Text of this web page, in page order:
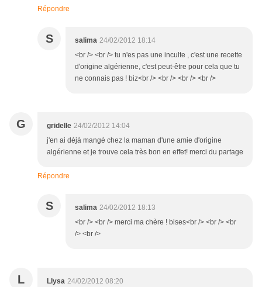
Répondre
S salima 24/02/2012 18:14
<br /> <br /> tu n'es pas une inculte , c'est une recette
d'origine algérienne, c'est peut-être pour cela que tu
ne connais pas ! biz<br /> <br /> <br /> <br />
G gridelle 24/02/2012 14:04
j'en ai déjà mangé chez la maman d'une amie d'origine
algérienne et je trouve cela très bon en effet! merci du partage
Répondre
S salima 24/02/2012 18:13
<br /> <br /> merci ma chère ! bises<br /> <br /> <br
/> <br />
L Llysa 24/02/2012 08:20